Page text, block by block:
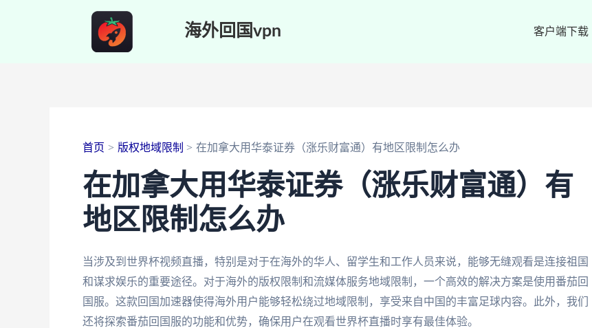
海外回国vpn 客户端下载
首页 版权地域限制 在加拿大用华泰证券（涨乐财富通）有地区限制怎么办
在加拿大用华泰证券（涨乐财富通）有
地区限制怎么办
当涉及到世界杯视频直播，特别是对于在海外的华人、留学生和工作人员来说，能够无缝观看是连接祖国
和谋求娱乐的重要途径。对于海外的版权限制和流媒体服务地域限制，一个高效的解决方案是使用番茄回
国服。这款回国加速器使得海外用户能够轻松绕过地域限制，享受来自中国的丰富足球内容。此外，我们
还将探索番茄回国服的功能和优势，确保用户在观看世界杯直播时享有最佳体验。